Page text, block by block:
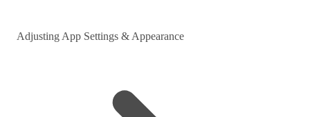
Adjusting App Settings & Appearance